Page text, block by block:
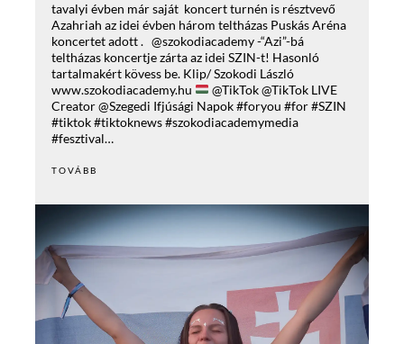
tavalyi évben már saját koncert turnén is résztvevő
Azahriah az idei évben három teltházas Puskás Aréna
koncertet adott . @szokodiacademy -“Azi”-bá
teltházas koncertje zárta az idei SZIN-t! Hasonló
tartalmakért kövess be. Klip/ Szokodi László
www.szokodiacademy.hu
@TikTok @TikTok LIVE
Creator @Szegedi Ifjúsági Napok #foryou #for #SZIN
#tiktok #tiktoknews #szokodiacademymedia
#fesztival…
TOVÁBB